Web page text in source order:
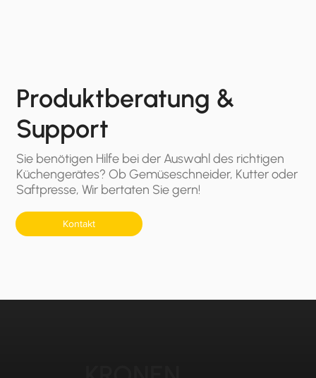
Produktberatung &
Support
Sie benötigen Hilfe bei der Auswahl des richtigen
Küchengerätes? Ob Gemüseschneider, Kutter oder
Saftpresse, Wir bertaten Sie gern!
Kontakt